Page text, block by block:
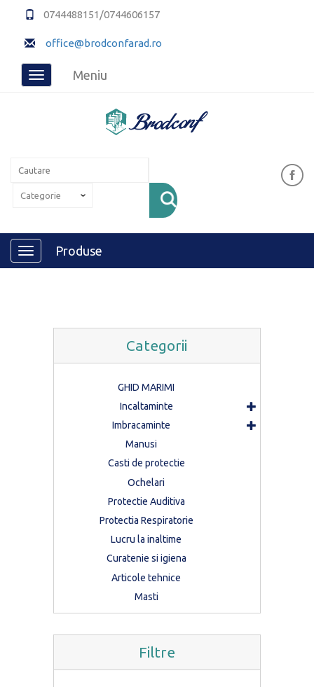
0744488151/0744606157
office@brodconfarad.ro
Toggle
Meniu
Toggle
navigation
Produse
Categorii
GHID MARIMI
Incaltaminte
Imbracaminte
Manusi
Casti de protectie
Ochelari
Protectie Auditiva
Protectia Respiratorie
Lucru la inaltime
Curatenie si igiena
Articole tehnice
Masti
Filtre